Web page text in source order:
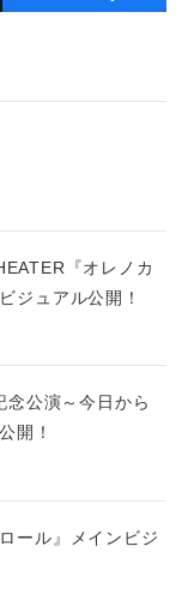
『オレノカ
ジュアル公開！
念公演～今日から
開！
ール』メインビジ